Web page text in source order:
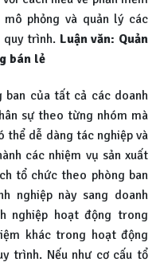
phỏng và quản lý các
quy trình. Luận văn: Quản
bán lẻ
ban của tất cả các doanh
sự theo từng nhóm mà
thể dễ dàng tác nghiệp và
các nhiệm vụ sản xuất
tổ chức theo phòng ban
nghiệp này sang doanh
nghiệp hoạt động trong
khác trong hoạt động
trình. Nếu như cơ cấu tổ